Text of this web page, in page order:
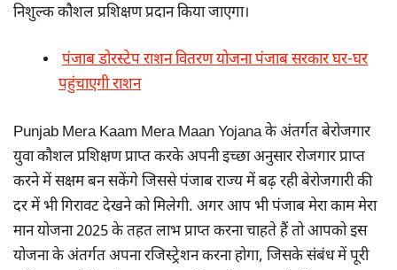
निशुल्क कौशल प्रशिक्षण प्रदान किया जाएगा।
पंजाब डोरस्टेप राशन वितरण योजना पंजाब सरकार घर-घर
पहुंचाएगी राशन
Punjab Mera Kaam Mera Maan Yojana के अंतर्गत बेरोजगार
युवा कौशल प्रशिक्षण प्राप्त करके अपनी इच्छा अनुसार रोजगार प्राप्त
करने में सक्षम बन सकेंगे जिससे पंजाब राज्य में बढ़ रही बेरोजगारी की
दर में भी गिरावट देखने को मिलेगी. अगर आप भी पंजाब मेरा काम मेरा
मान योजना 2025 के तहत लाभ प्राप्त करना चाहते हैं तो आपको इस
योजना के अंतर्गत अपना रजिस्ट्रेशन करना होगा, जिसके संबंध में पूरी